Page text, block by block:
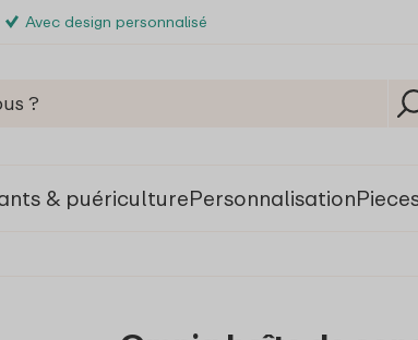
Avec design personnalisé
& puériculturePersonnalisation